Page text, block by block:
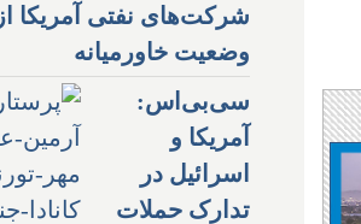
شرکت‌های نفتی آمریکا از
وضعیت خاورمیانه
سی‌بی‌اس:
آمریکا و
اسرائیل در
تدارک حملات